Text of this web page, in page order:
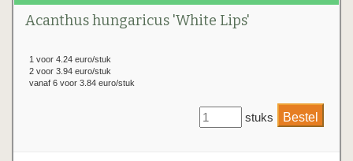
Acanthus hungaricus 'White Lips'
1 voor 4.24 euro/stuk
2 voor 3.94 euro/stuk
vanaf 6 voor 3.84 euro/stuk
stuks